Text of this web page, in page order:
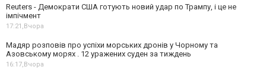
Reuters - Демократи США готують новий удар по Трампу, і це не
імпічмент
17:21,Вчора
Мадяр розповів про успіхи морських дронів у Чорному та
Азовському морях . 12 уражених суден за тиждень
16:17,Вчора